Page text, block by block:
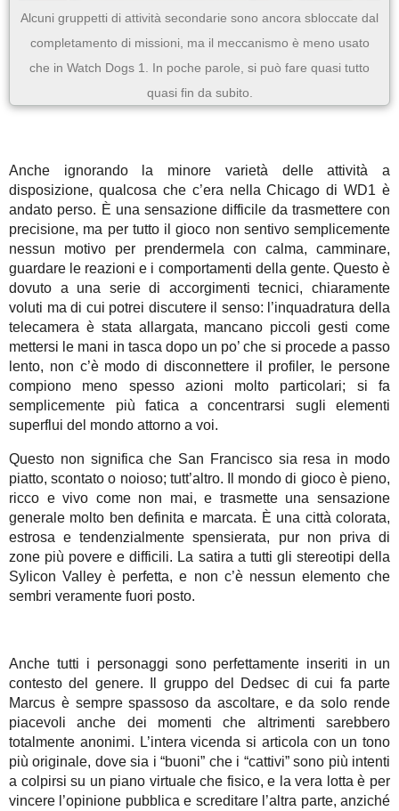
Alcuni gruppetti di attività secondarie sono ancora sbloccate dal
completamento di missioni, ma il meccanismo è meno usato
che in Watch Dogs 1. In poche parole, si può fare quasi tutto
quasi fin da subito.
Anche ignorando la minore varietà delle attività a
disposizione, qualcosa che c’era nella Chicago di WD1 è
andato perso. È una sensazione difficile da trasmettere con
precisione, ma per tutto il gioco non sentivo semplicemente
nessun motivo per prendermela con calma, camminare,
guardare le reazioni e i comportamenti della gente. Questo è
dovuto a una serie di accorgimenti tecnici, chiaramente
voluti ma di cui potrei discutere il senso: l’inquadratura della
telecamera è stata allargata, mancano piccoli gesti come
mettersi le mani in tasca dopo un po’ che si procede a passo
lento, non c’è modo di disconnettere il profiler, le persone
compiono meno spesso azioni molto particolari; si fa
semplicemente più fatica a concentrarsi sugli elementi
superflui del mondo attorno a voi.
Questo non significa che San Francisco sia resa in modo
piatto, scontato o noioso; tutt’altro. Il mondo di gioco è pieno,
ricco e vivo come non mai, e trasmette una sensazione
generale molto ben definita e marcata. È una città colorata,
estrosa e tendenzialmente spensierata, pur non priva di
zone più povere e difficili. La satira a tutti gli stereotipi della
Sylicon Valley è perfetta, e non c’è nessun elemento che
sembri veramente fuori posto.
Anche tutti i personaggi sono perfettamente inseriti in un
contesto del genere. Il gruppo del Dedsec di cui fa parte
Marcus è sempre spassoso da ascoltare, e da solo rende
piacevoli anche dei momenti che altrimenti sarebbero
totalmente anonimi. L’intera vicenda si articola con un tono
più originale, dove sia i “buoni” che i “cattivi” sono più intenti
a colpirsi su un piano virtuale che fisico, e la vera lotta è per
vincere l’opinione pubblica e screditare l’altra parte, anziché